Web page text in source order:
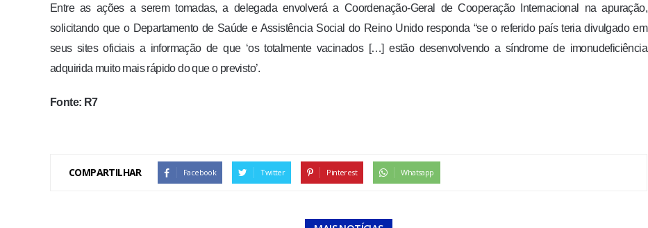
Entre as ações a serem tomadas, a delegada envolverá a Coordenação-Geral de Cooperação Internacional na apuração,
solicitando que o Departamento de Saúde e Assistência Social do Reino Unido responda “se o referido país teria divulgado em
seus sites oficiais a informação de que ‘os totalmente vacinados […] estão desenvolvendo a síndrome de imonudeficiência
adquirida muito mais rápido do que o previsto’.
Fonte: R7
COMPARTILHAR Facebook Twitter Pinterest Whatsapp